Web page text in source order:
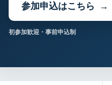
参加申込はこちら
初参加歓迎・事前申込制